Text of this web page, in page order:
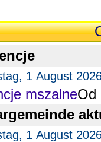
1 August
mszalneOd
1 August